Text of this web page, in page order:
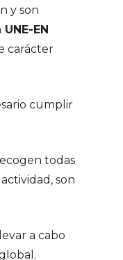
y son
EN
carácter
cumplir
todas
son
a cabo